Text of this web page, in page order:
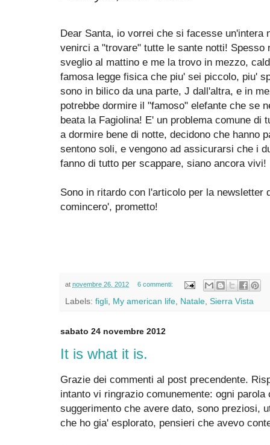
Dear Santa, io vorrei che si facesse un'intera
venirci a "trovare" tutte le sante notti! Spesso
sveglio al mattino e me la trovo in mezzo,
famosa legge fisica che piu' sei piccolo, piu'
sono in bilico da una parte, J dall'altra, e in
potrebbe dormire il "famoso" elefante che se
beata la Fagiolina! E' un problema comune di
a dormire bene di notte, decidono che hanno
sentono soli, e vengono ad assicurarsi che i
fanno di tutto per scappare, siano ancora vivi!
Sono in ritardo con l'articolo per la newsletter
comincero', prometto!
at novembre 26, 2012 6 commenti:
Labels: figli My american life Natale Sierra Vista
sabato 24 novembre 2012
It is what it is.
Grazie dei commenti al post precendente.
intanto vi ringrazio comunemente: ogni parola
suggerimento che avere dato, sono preziosi,
che ho gia' esplorato, pensieri che avevo